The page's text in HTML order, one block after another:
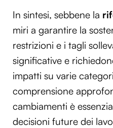
In sintesi, sebbene la
miri a garantire la
restrizioni e i tagli
significative e
impatti su varie
comprensione
cambiamenti è
decisioni future dei